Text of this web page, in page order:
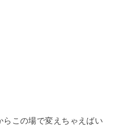
この場で変えちゃえばい